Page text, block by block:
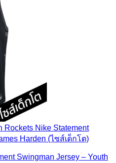
Swingman Jersey – Youth